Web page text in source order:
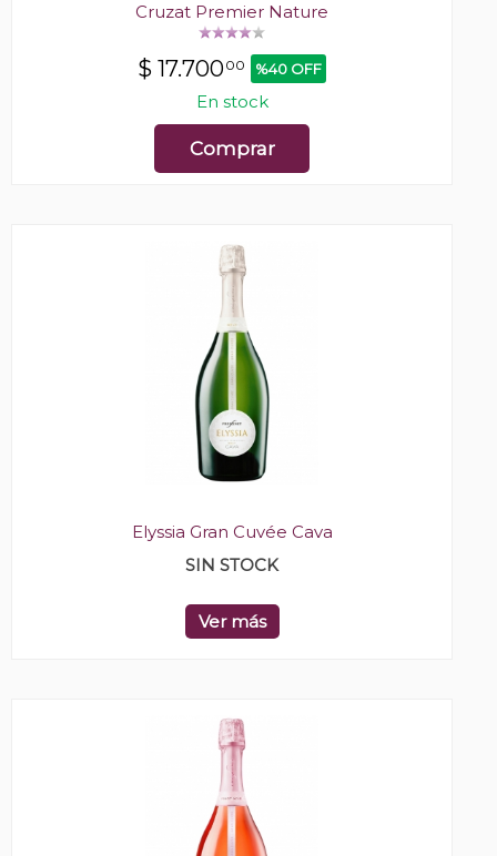
Cruzat Premier Nature
$ 17.70000 %40 OFF
En stock
Comprar
Elyssia Gran Cuvée Cava
SIN STOCK
Ver más